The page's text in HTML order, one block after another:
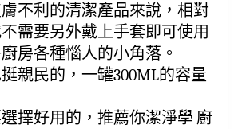
不利的清潔產品來說，相對
需要另外戴上手套即可使用
房各種惱人的小角落。
親民的，一罐300ML的容量
擇好用的，推薦你潔淨學 廚